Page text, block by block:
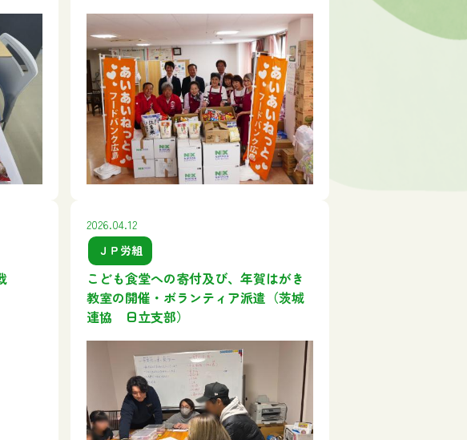
2026.04.12
ＪＰ労組
こども食堂への寄付及び、年賀はがき
教室の開催・ボランティア派遣（茨城
連協 日立支部）